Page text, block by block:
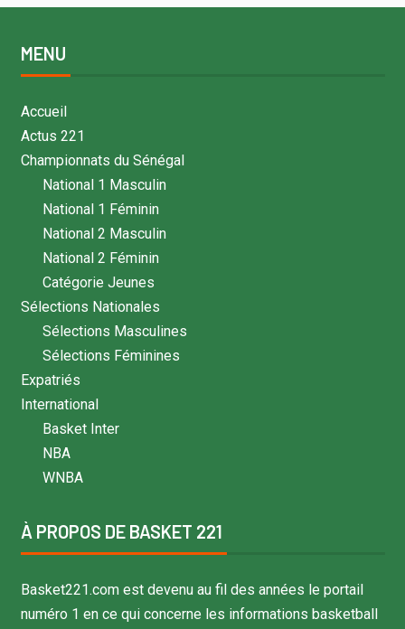
MENU
Accueil
Actus 221
Championnats du Sénégal
National 1 Masculin
National 1 Féminin
National 2 Masculin
National 2 Féminin
Catégorie Jeunes
Sélections Nationales
Sélections Masculines
Sélections Féminines
Expatriés
International
Basket Inter
NBA
WNBA
À PROPOS DE BASKET 221
Basket221.com est devenu au fil des années le portail
numéro 1 en ce qui concerne les informations basketball